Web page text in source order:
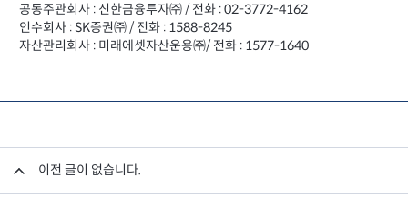
공동주관회사 : 신한금융투자㈜ / 전화 : 02-3772-4162
인수회사 : SK증권㈜ / 전화 : 1588-8245
자산관리회사 : 미래에셋자산운용㈜/ 전화 : 1577-1640
이전 글이 없습니다.